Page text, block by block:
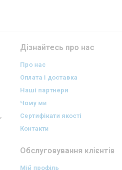
Дізнайтесь про нас
Про нас
Оплата і доставка
Наші партнери
Чому ми
Сертифікати якості
Контакти
Обслуговування клієнтів
Мій профіль